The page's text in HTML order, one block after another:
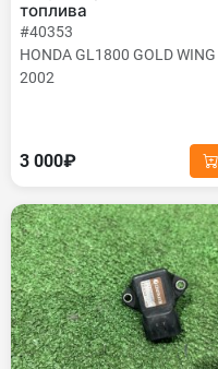
топлива
#40353
HONDA GL1800 GOLD WING
2002
3 000₽